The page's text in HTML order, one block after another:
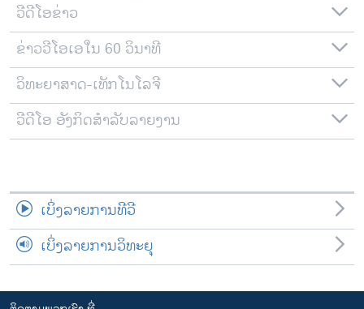
ຕິດຕາມພວກເຮົາ ທີ່
ພາສາຕ່າງໆ
ວີດີໂອຂ່າວ
ຂ່າວວີໂອເອໃນ 60 ວິນາທີ
ວິທະຍາສາດ-ເທັກໂນໂລຈີ
ວີດີໂອ ອັງກິດສຳລັບລາຍງານ
ເບິ່ງລາຍການທີວີ
ເບິ່ງລາຍການວິທະຍຸ